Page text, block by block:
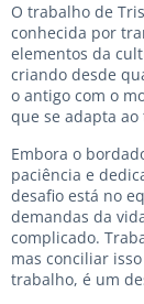
O trabalho de
conhecida por
elementos da
criando desde
o antigo com o
que se adapta
Embora o
paciência e
desafio está no
demandas da
complicado.
mas conciliar
trabalho, é um